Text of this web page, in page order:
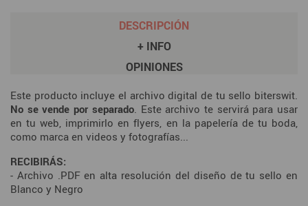
DESCRIPCIÓN
+ INFO
OPINIONES
Este producto incluye el archivo digital de tu sello biterswit.
No se vende por separado. Este archivo te servirá para usar
en tu web, imprimirlo en flyers, en la papelería de tu boda,
como marca en videos y fotografías...
RECIBIRÁS:
- Archivo .PDF en alta resolución del diseño de tu sello en
Blanco y Negro